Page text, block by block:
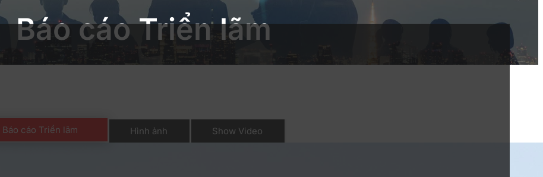
Báo cáo Triển lãm
Báo cáo Triển lãm Hình ảnh Show Video